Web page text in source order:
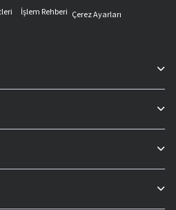
İşlem Rehberi Çerez Ayarları